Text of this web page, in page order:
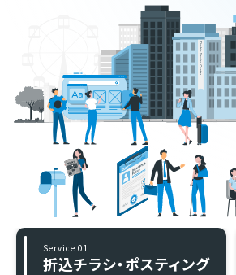
Service 01
折込チラシ・ポスティング